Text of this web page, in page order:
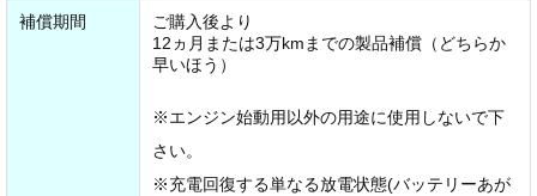
補償期間
ご購入後より
12ヵ月または3万kmまでの製品補償（どちらか
早いほう）
※エンジン始動用以外の用途に使用しないで下
さい。
※充電回復する単なる放電状態(バッテリーあが